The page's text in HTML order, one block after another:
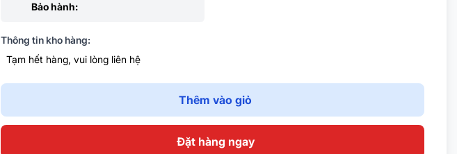
Bảo hành:
Thông tin kho hàng:
Tạm hết hàng, vui lòng liên hệ
Thêm vào giỏ
Đặt hàng ngay